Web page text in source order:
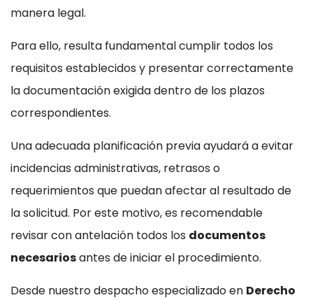
manera legal.
Para ello, resulta fundamental cumplir todos los
requisitos establecidos y presentar correctamente
la documentación exigida dentro de los plazos
correspondientes.
Una adecuada planificación previa ayudará a evitar
incidencias administrativas, retrasos o
requerimientos que puedan afectar al resultado de
la solicitud. Por este motivo, es recomendable
revisar con antelación todos los documentos
necesariosantes de iniciar el procedimiento.
Desde nuestro despacho especializado en Derecho